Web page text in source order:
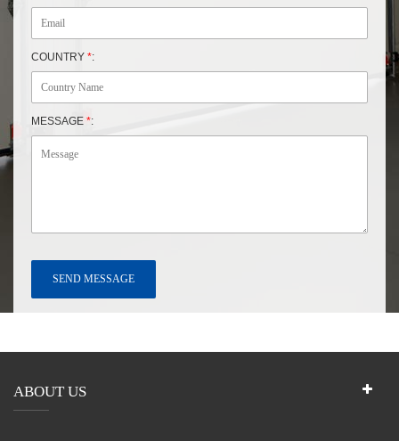
COUNTRY *:
MESSAGE *:
ABOUT US